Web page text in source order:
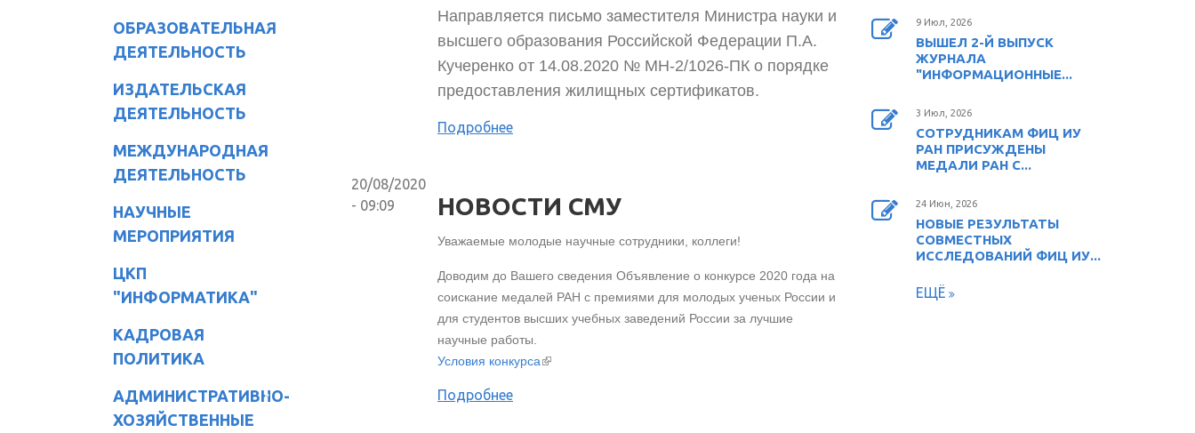
ОБРАЗОВАТЕЛЬНАЯ
ДЕЯТЕЛЬНОСТЬ
ИЗДАТЕЛЬСКАЯ
ДЕЯТЕЛЬНОСТЬ
МЕЖДУНАРОДНАЯ
ДЕЯТЕЛЬНОСТЬ
НАУЧНЫЕ
МЕРОПРИЯТИЯ
ЦКП
"ИНФОРМАТИКА"
КАДРОВАЯ
ПОЛИТИКА
АДМИНИСТРАТИВНО-
ХОЗЯЙСТВЕННЫЕ
Направляется письмо заместителя Министра науки и
высшего образования Российской Федерации П.А.
Кучеренко от 14.08.2020 № МН-2/1026-ПК о порядке
предоставления жилищных сертификатов.
Подробнее
20/08/2020
- 09:09
НОВОСТИ СМУ
Уважаемые молодые научные сотрудники, коллеги!
Доводим до Вашего сведения Объявление о конкурсе 2020 года на
соискание медалей РАН с премиями для молодых ученых России и
для студентов высших учебных заведений России за лучшие
научные работы.
Условия конкурса(внешняя ссылка)
Подробнее
9 Июл, 2026
ВЫШЕЛ 2-Й ВЫПУСК
ЖУРНАЛА
"ИНФОРМАЦИОННЫЕ...
3 Июл, 2026
СОТРУДНИКАМ ФИЦ ИУ
РАН ПРИСУЖДЕНЫ
МЕДАЛИ РАН С...
24 Июн, 2026
НОВЫЕ РЕЗУЛЬТАТЫ
СОВМЕСТНЫХ
ИССЛЕДОВАНИЙ ФИЦ ИУ...
ЕЩЁ